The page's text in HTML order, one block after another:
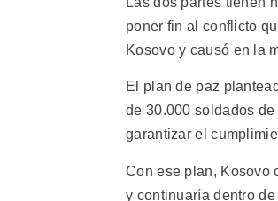
poner fin al conflicto
Kosovo y causó en la
El plan de paz
de 30.000 soldados
garantizar el
Con ese plan, Kosovo
y continuaría dentro